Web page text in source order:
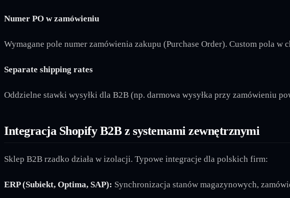
Numer PO w zamówieniu
Wymagane pole numer zamówienia zakupu (Purchase Order). Custom pola
Separate shipping rates
Oddzielne stawki wysyłki dla B2B (np. darmowa wysyłka przy zamówieniu
Integracja Shopify B2B z systemami zewnętrznymi
Sklep B2B rzadko działa w izolacji. Typowe integracje dla polskich firm:
ERP (Subiekt, Optima, SAP): Synchronizacja stanów magazynowych,